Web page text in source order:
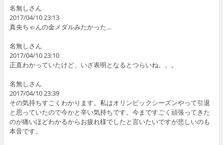
名無しさん
2017/04/10 23:13
真央ちゃんの金メダルみたかった…
名無しさん
2017/04/10 23:10
正直わかっていたけど、いざ表明となるとつらいね。。。
名無しさん
2017/04/10 23:39
その気持ちすごくわかります。私はオリンピックシーズンやって引退
と思っていたので今かと辛い気持ちです。今まですごく頑張ってきた
のが痛いほどわかるからお疲れ様でしたと言いたいですが悲しいのも
本音です。